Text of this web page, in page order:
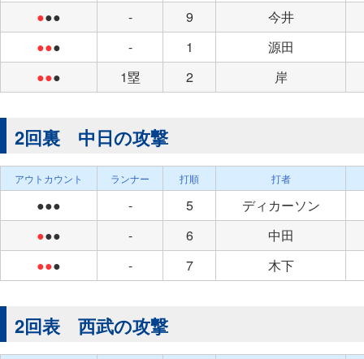
●●● - 9
今井
●●● - 1
源田
●●● 1塁 2 岸
2回裏 中日の攻撃
アウトカウント ランナー 打順 打者
●●● - 5
ディカーソン
●●● - 6
中田
●●● - 7 木下
2回表 西武の攻撃